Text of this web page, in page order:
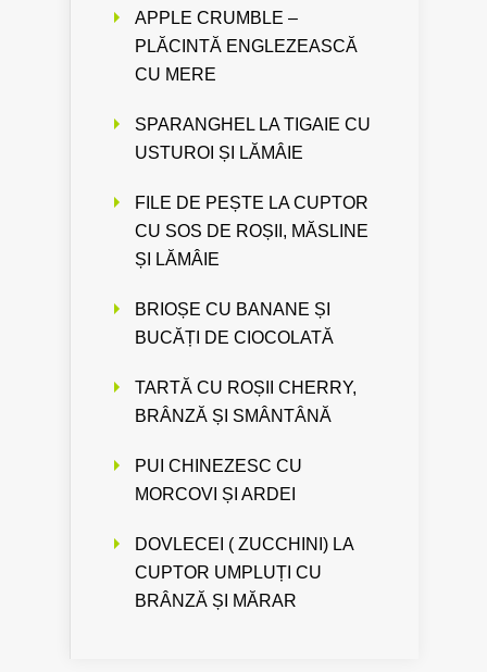
APPLE CRUMBLE –
PLĂCINTĂ ENGLEZEASCĂ
CU MERE
SPARANGHEL LA TIGAIE CU
USTUROI ȘI LĂMÂIE
FILE DE PEȘTE LA CUPTOR
CU SOS DE ROȘII, MĂSLINE
ȘI LĂMÂIE
BRIOȘE CU BANANE ȘI
BUCĂȚI DE CIOCOLATĂ
TARTĂ CU ROȘII CHERRY,
BRÂNZĂ ȘI SMÂNTÂNĂ
PUI CHINEZESC CU
MORCOVI ȘI ARDEI
DOVLECEI ( ZUCCHINI) LA
CUPTOR UMPLUȚI CU
BRÂNZĂ ȘI MĂRAR